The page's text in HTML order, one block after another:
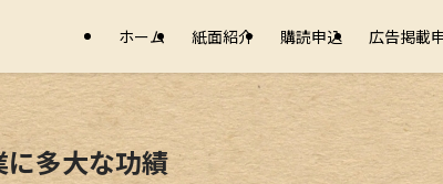
ホーム 紙面紹介 購読申込 広告掲載
多大な功績